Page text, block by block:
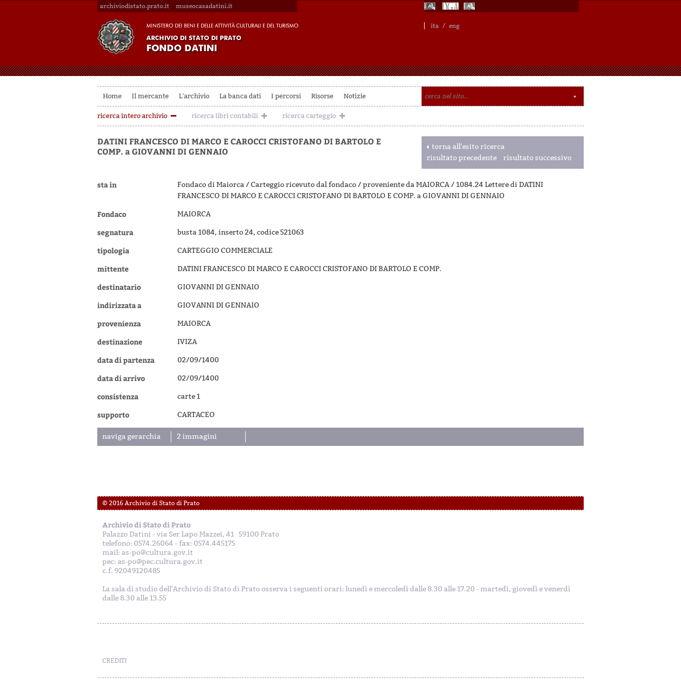
archiviodistato.prato.it museocasadatini.it
ita / eng
Home Il mercante L'archivio La banca dati I percorsi Risorse Notizie
ricerca intero archivio ricerca libri contabili ricerca carteggio
DATINI FRANCESCO DI MARCO E CAROCCI CRISTOFANO DI BARTOLO E
COMP. a GIOVANNI DI GENNAIO
torna all'esito ricerca
risultato precedente
risultato successivo
sta in
Fondaco di Maiorca / Carteggio ricevuto dal fondaco / proveniente da MAIORCA / 1084.24 Lettere di DATINI
FRANCESCO DI MARCO E CAROCCI CRISTOFANO DI BARTOLO E COMP. a GIOVANNI DI GENNAIO
Fondaco MAIORCA
segnatura busta 1084, inserto 24, codice 521063
tipologia CARTEGGIO COMMERCIALE
mittente DATINI FRANCESCO DI MARCO E CAROCCI CRISTOFANO DI BARTOLO E COMP.
destinatario GIOVANNI DI GENNAIO
indirizzata a GIOVANNI DI GENNAIO
provenienza MAIORCA
destinazione IVIZA
data di partenza 02/09/1400
data di arrivo 02/09/1400
consistenza carte 1
supporto CARTACEO
naviga gerarchia 2 immagini
© 2016 Archivio di Stato di Prato
Archivio di Stato di Prato
Palazzo Datini - via Ser Lapo Mazzei, 41 59100 Prato
telefono: 0574.26064 - fax: 0574.445175
mail: as-po@cultura.gov.it
pec: as-po@pec.cultura.gov.it
c.f. 92049120485
La sala di studio dell'Archivio di Stato di Prato osserva i seguenti orari: lunedì e mercoledì dalle 8.30 alle 17.20 - martedì, giovedì e venerdì
dalle 8.30 alle 13.55
CREDITI